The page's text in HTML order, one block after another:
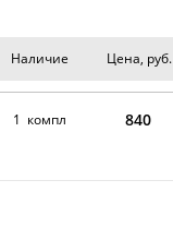
Наличие Цена, руб.
1 компл 840